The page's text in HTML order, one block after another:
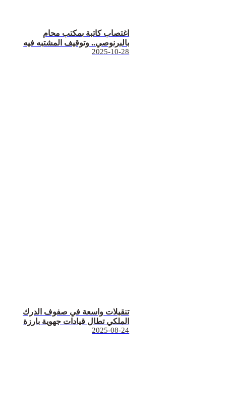
اغتصاب كاتبة بمكتب محام
بالبرنوصي.. وتوقيف المشتبه فيه
2025-10-28
تنقيلات واسعة في صفوف الدرك
الملكي تطال قيادات جهوية بارزة
2025-08-24